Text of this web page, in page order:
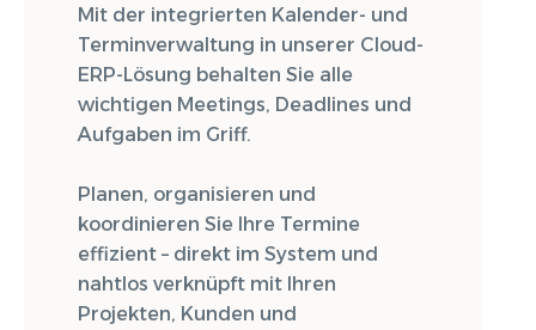
Mit der integrierten Kalender- und
Terminverwaltung in unserer Cloud-
ERP-Lösung behalten Sie alle
wichtigen Meetings, Deadlines und
Aufgaben im Griff.
Planen, organisieren und
koordinieren Sie Ihre Termine
effizient – direkt im System und
nahtlos verknüpft mit Ihren
Projekten, Kunden und